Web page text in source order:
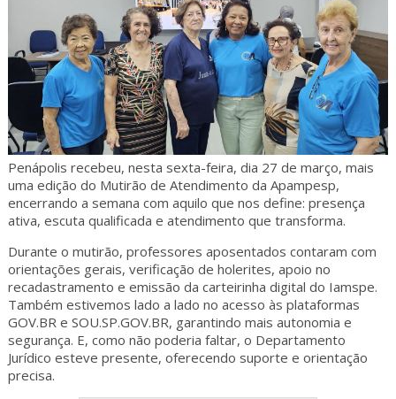
Penápolis recebeu, nesta sexta-feira, dia 27 de março, mais
uma edição do Mutirão de Atendimento da Apampesp,
encerrando a semana com aquilo que nos define: presença
ativa, escuta qualificada e atendimento que transforma.
Durante o mutirão, professores aposentados contaram com
orientações gerais, verificação de holerites, apoio no
recadastramento e emissão da carteirinha digital do Iamspe.
Também estivemos lado a lado no acesso às plataformas
GOV.BR e SOU.SP.GOV.BR, garantindo mais autonomia e
segurança. E, como não poderia faltar, o Departamento
Jurídico esteve presente, oferecendo suporte e orientação
precisa.